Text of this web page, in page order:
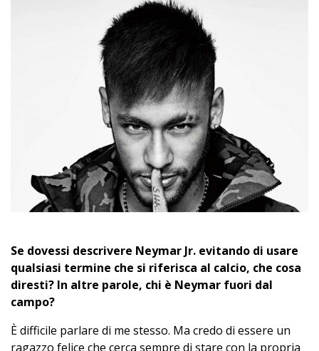
Se dovessi descrivere Neymar Jr. evitando di usare
qualsiasi termine che si riferisca al calcio, che cosa
diresti? In altre parole, chi è Neymar fuori dal
campo?
È difficile parlare di me stesso. Ma credo di essere un
ragazzo felice che cerca sempre di stare con la propria